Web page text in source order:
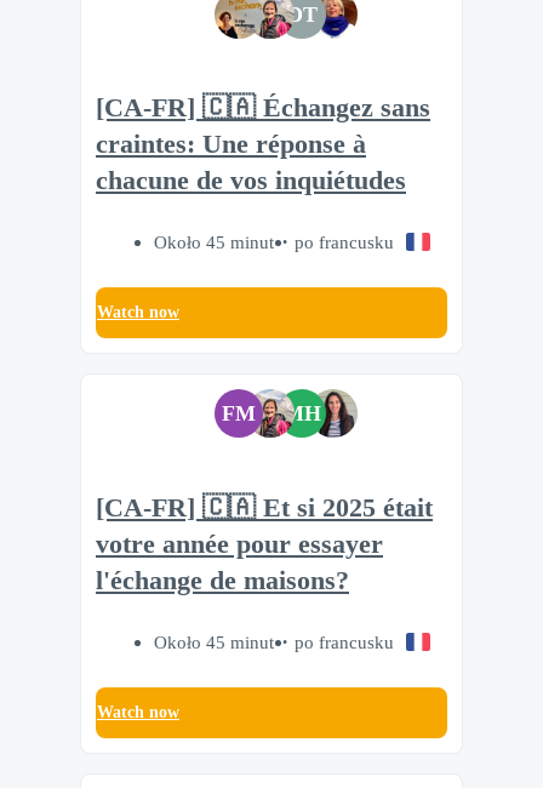
DT
[CA-FR] 🇨🇦 Échangez sans
craintes: Une réponse à
chacune de vos inquiétudes
Około 45 minut po francusku
Watch now
FM MH
[CA-FR] 🇨🇦 Et si 2025 était
votre année pour essayer
l'échange de maisons?
Około 45 minut po francusku
Watch now